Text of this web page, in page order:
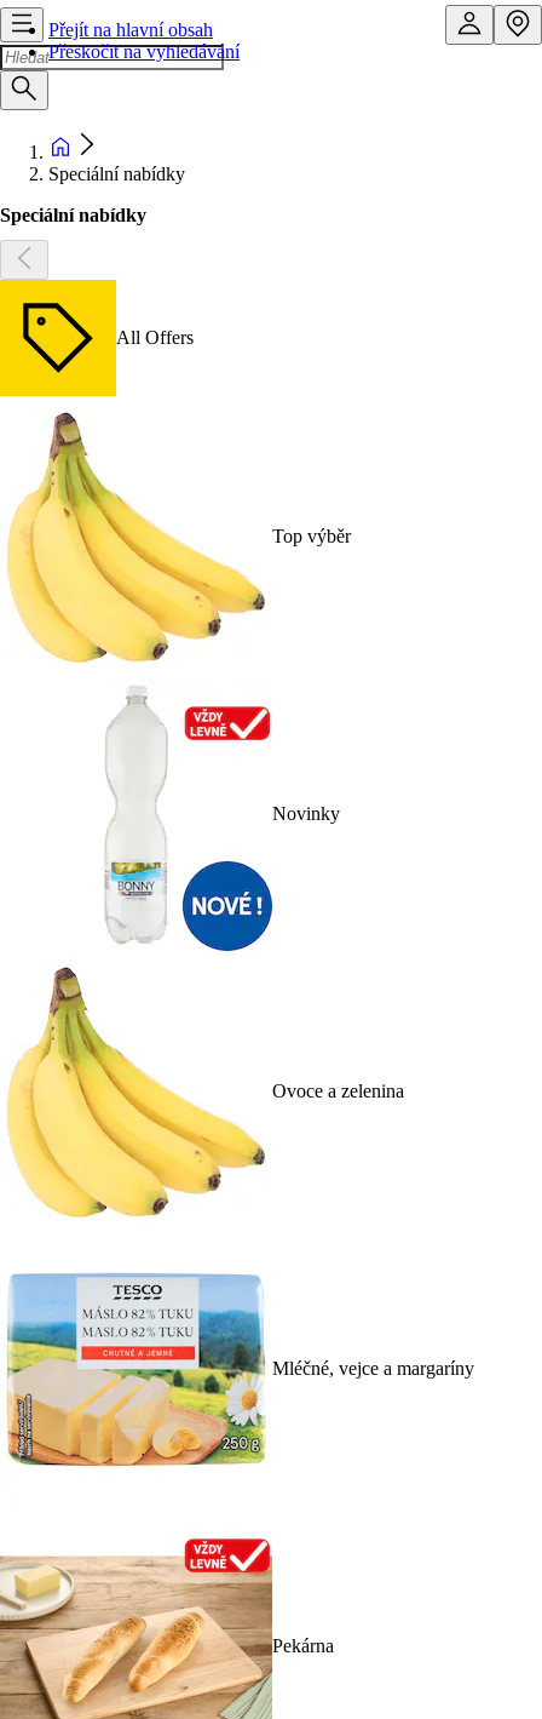
Přejít na hlavní obsah
Přeskočit na vyhledávání
Speciální nabídky
Speciální nabídky
All Offers
Top výběr
Novinky
Ovoce a zelenina
Mléčné, vejce a margaríny
Pekárna